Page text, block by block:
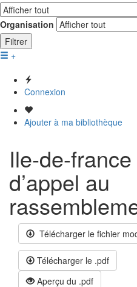
Organisation
Filtrer
+
Connexion
Ajouter à ma bibliothèque
Ile-de-
d’appel au
Télécharger le fichier
Télécharger le .pdf
Aperçu du .pdf